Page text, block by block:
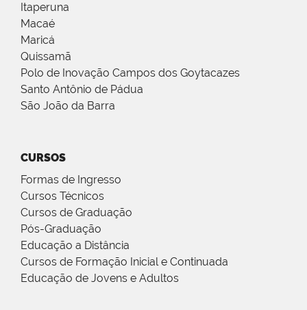
Itaperuna
Macaé
Maricá
Quissamã
Polo de Inovação Campos dos Goytacazes
Santo Antônio de Pádua
São João da Barra
CURSOS
Formas de Ingresso
Cursos Técnicos
Cursos de Graduação
Pós-Graduação
Educação a Distância
Cursos de Formação Inicial e Continuada
Educação de Jovens e Adultos